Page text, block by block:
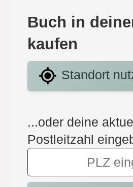
Buch in
kaufen
Standort
...oder deine
Postleitzahl